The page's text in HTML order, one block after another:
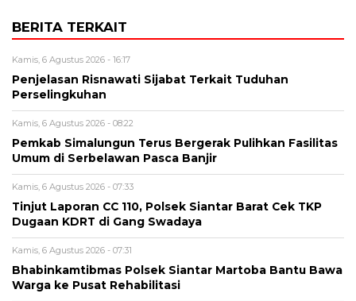
BERITA TERKAIT
Kamis, 6 Agustus 2026 - 16:17
Penjelasan Risnawati Sijabat Terkait Tuduhan
Perselingkuhan
Kamis, 6 Agustus 2026 - 08:22
Pemkab Simalungun Terus Bergerak Pulihkan Fasilitas
Umum di Serbelawan Pasca Banjir
Kamis, 6 Agustus 2026 - 07:33
Tinjut Laporan CC 110, Polsek Siantar Barat Cek TKP
Dugaan KDRT di Gang Swadaya
Kamis, 6 Agustus 2026 - 07:31
Bhabinkamtibmas Polsek Siantar Martoba Bantu Bawa
Warga ke Pusat Rehabilitasi